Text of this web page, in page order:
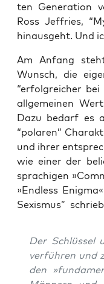
ten Gene­ra­ti­on
Ross Jef­fries,
hin­aus­geht. Und
Am Anfang
Wunsch, die
“erfolg­rei­cher
all­ge­mei­nen
Dazu bedarf es
“pola­ren”
und ihrer
wie einer der
spra­chi­gen
»End­less
Sexis­mus”
Der Schlüs­sel
ver­füh­ren und
den